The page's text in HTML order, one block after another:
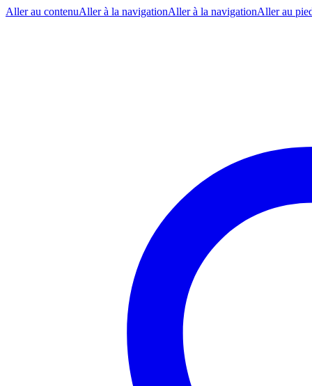
Aller au contenuAller à la navigationAller à la navigationAller au